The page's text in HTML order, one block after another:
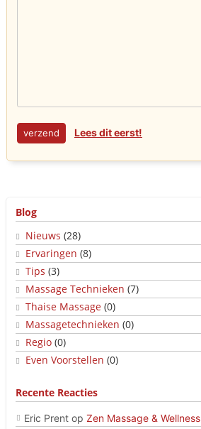
Lees dit eerst!
Blog
Nieuws (28)
Ervaringen (8)
Tips (3)
Massage Technieken (7)
Thaise Massage (0)
Massagetechnieken (0)
Regio (0)
Even Voorstellen (0)
Recente Reacties
Eric Prent op Zen Massage & Wellness